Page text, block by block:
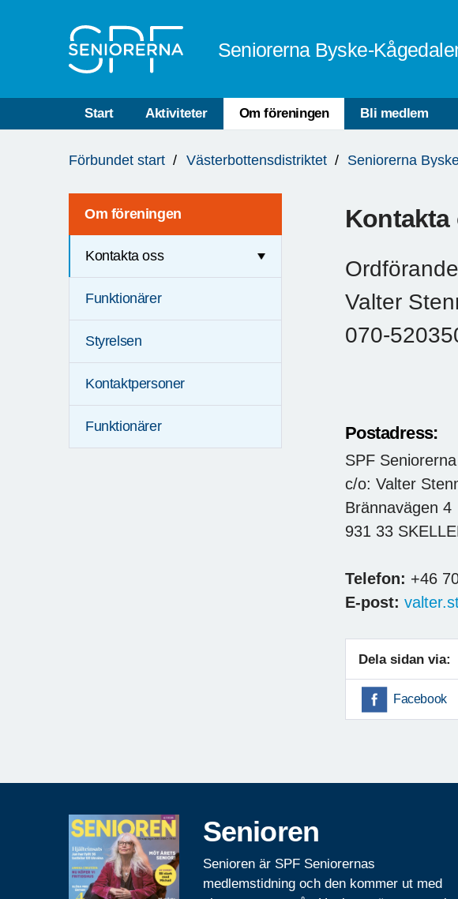
Seniorerna Byske-
Start Aktiviteter Om föreningen Bli medlem
är
Förbundet start Västerbottensdistriktet Seniorerna
Om föreningen
Kontakta oss
Funktionärer
Styrelsen
Kontaktpersoner
Funktionärer
Kontakta
Ordförande
Valter
070-
Postadress:
SPF
c/o: Valter
Brännavägen 4
931 33
Telefon: +46
E-post:
Dela sidan via:
Facebook
Senioren
Senioren är SPF Seniorernas
medlemstidning och den kommer ut med